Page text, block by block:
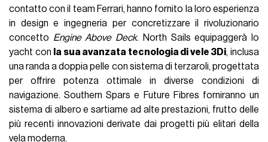
contatto con il team Ferrari, hanno fornito la loro esperienza
in design e ingegneria per concretizzare il rivoluzionario
concetto Engine Above Deck. North Sails equipaggerà lo
yacht con la sua avanzata tecnologia di vele 3Di, inclusa
una randa a doppia pelle con sistema di terzaroli, progettata
per offrire potenza ottimale in diverse condizioni di
navigazione. Southern Spars e Future Fibres forniranno un
sistema di albero e sartiame ad alte prestazioni, frutto delle
più recenti innovazioni derivate dai progetti più elitari della
vela moderna.